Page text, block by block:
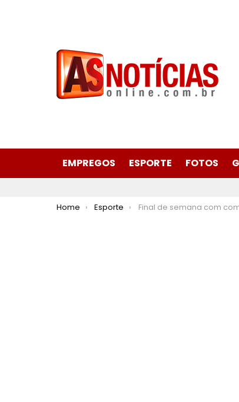
EMPREGOS ESPORTE FOTOS
You are here:
Home Esporte Final de semana com competições esportivas em